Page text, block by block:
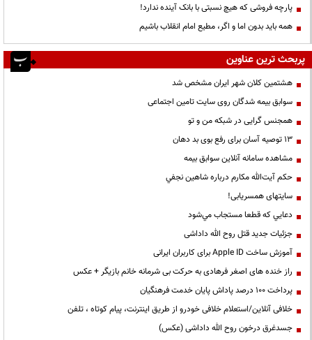
پارچه فروشی که هیچ نسبتی با بانک آینده ندارد!
همه باید بدون اما و اگر، مطیع امام انقلاب باشیم
پربحث ترین عناوین
هشتمین کلان شهر ایران مشخص شد
سوابق بیمه شدگان روی سایت تامین اجتماعی
همجنس گرایی در شبکه من و تو
13 توصیه آسان برای رفع بوی بد دهان
مشاهده سامانه آنلاين سوابق بیمه
حكم آيت‌الله مكارم درباره شاهين نجفي
سایتهای همسریابی!
دعايي كه قطعا مستجاب مي‌شود
جزئیات جدید قتل روح الله داداشی
آموزش ساخت Apple ID برای کاربران ایرانی
راز خنده های اصغر فرهادی به حرکت بی شرمانه خانم بازیگر + عکس
پرداخت ۱۰۰ درصد پاداش پایان خدمت فرهنگیان
خلافی آنلاین/استعلام خلافی خودرو از طریق اینترنت، پیام کوتاه ، تلفن
جسدغرق درخون روح الله داداشی (عکس)